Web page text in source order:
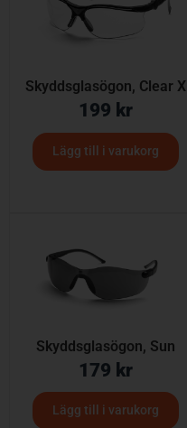
Skyddsglasögon, Clear X
199 kr
Lägg till i varukorg
Skyddsglasögon, Sun
179 kr
Lägg till i varukorg